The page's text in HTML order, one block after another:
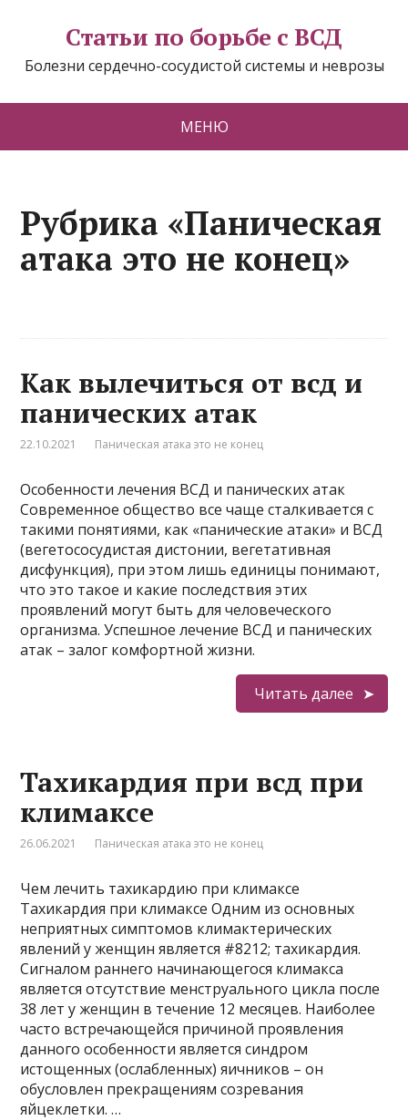
Статьи по борьбе с ВСД
Болезни сердечно-сосудистой системы и неврозы
МЕНЮ
Рубрика «Паническая
атака это не конец»
Как вылечиться от всд и
панических атак
22.10.2021 Паническая атака это не конец
Особенности лечения ВСД и панических атак
Современное общество все чаще сталкивается с
такими понятиями, как «панические атаки» и ВСД
(вегетососудистая дистонии, вегетативная
дисфункция), при этом лишь единицы понимают,
что это такое и какие последствия этих
проявлений могут быть для человеческого
организма. Успешное лечение ВСД и панических
атак – залог комфортной жизни.
Читать далее
Тахикардия при всд при
климаксе
26.06.2021 Паническая атака это не конец
Чем лечить тахикардию при климаксе
Тахикардия при климаксе Одним из основных
неприятных симптомов климактерических
явлений у женщин является #8212; тахикардия.
Сигналом раннего начинающегося климакса
является отсутствие менструального цикла после
38 лет у женщин в течение 12 месяцев. Наиболее
часто встречающейся причиной проявления
данного особенности является синдром
истощенных (ослабленных) яичников – он
обусловлен прекращениям созревания
яйцеклетки. …